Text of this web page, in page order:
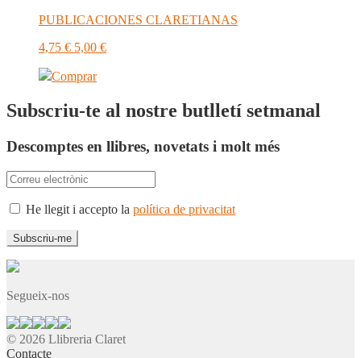
PUBLICACIONES CLARETIANAS
4,75 € 5,00 €
Comprar
Subscriu-te al nostre butlletí setmanal
Descomptes en llibres, novetats i molt més
He llegit i accepto la política de privacitat
Segueix-nos
© 2026 Llibreria Claret
Contacte